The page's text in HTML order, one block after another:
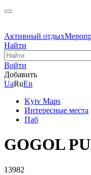
Активный отдых
Найти
Войти
Добавить
UaRuEn
Kyiv Maps
Интересные места
Паб
GOGOL
13982